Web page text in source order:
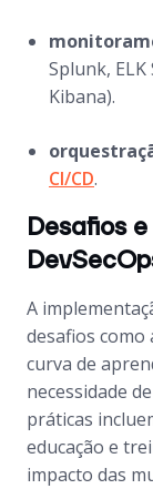
Splunk,
Kibana).
CI/CD.
Desafios
A
desafios como
curva de
necessidade
práticas
educação e
impacto das